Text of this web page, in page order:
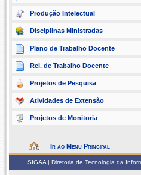
Produção Intelectual
Disciplinas Ministradas
Plano de Trabalho Docente
Rel. de Trabalho Docente
Projetos de Pesquisa
Atividades de Extensão
Projetos de Monitoria
Ir ao Menu Principal
SIGAA | Diretoria de Tecnologia da